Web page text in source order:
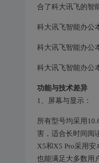
合了科大讯飞的智
科大讯飞智能办公
科大讯飞智能办公
科大讯飞智能办公
功能与技术差异
1、屏幕与显示：
所有型号均采用
害，适合长时间阅
X5和X5 Pro采用
也能满足大多数用